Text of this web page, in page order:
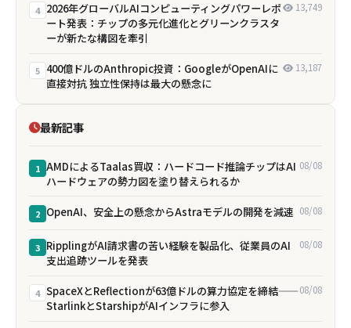
4 2026年グローバルAIコンピューティングパワーレポ
ート発表：チップの多元化進化とグリーンクラスタ
ーが新たな構図を牽引
13,749
5 400億ドルのAnthropic投資：GoogleがOpenAIに
直接対抗 独立性保持は最大の懸念に
13,187
最新記事
1 AMDによるTaalas買収：ハードコード推論チップはAI
ハードウェアの勢力図を塗り替えられるか
08/08
2 OpenAI、安全上の懸念からAstraモデルの開発を減速 08/08
3 RipplingがAI請求書の苦い経験を製品化、従業員のAI
支出追跡ツールを発表
08/08
4 SpaceXとReflectionが63億ドルの算力協定を締結——
StarlinkとStarshipがAIインフラに参入
08/08